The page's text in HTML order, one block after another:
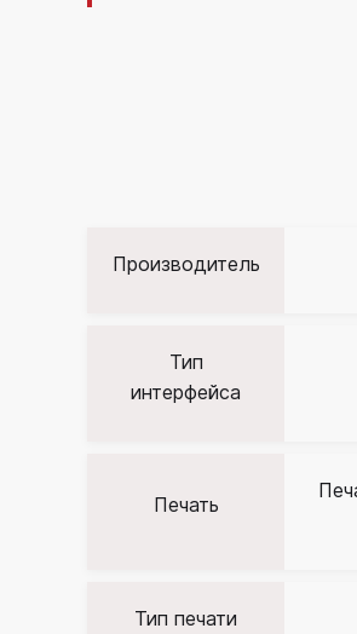
Производитель
Тип
интерфейса
Печать
Тип печати